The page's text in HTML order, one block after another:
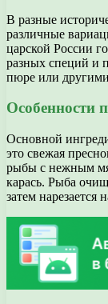
В разные
различные
царской России
разных специй и
пюре или
Особенности
Основной
это свежая
рыбы с нежным
карась. Рыба
затем